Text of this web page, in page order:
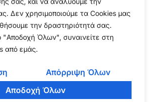
Δεν χρησιμοποιούμε τα Cookies μας
την δραστηριότητά σας.
"Αποδοχή Όλων", συναινείτε στη
από εμάς.
Απόρριψη Όλων
Αποδοχή Όλων